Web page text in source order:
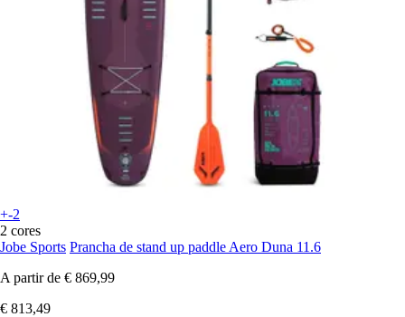
+-2
2 cores
Jobe Sports Prancha de stand up paddle Aero Duna 11.6
A partir de € 869,99
€ 813,49